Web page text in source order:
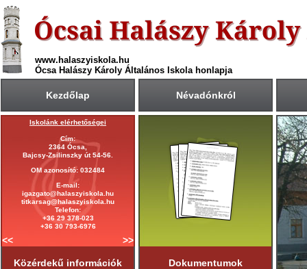
www.halaszyiskola.hu
Ócsa Halászy Károly Általános Iskola honlapja
Kezdőlap Névadónkról
Iskolánk elérhetőségei
Cím:
2364 Ócsa,
Bajcsy-Zsilinszky út 54-56.
OM azonosító: 032484
E-mail:
igazgato@halaszyiskola.hu
titkarsag@halaszyiskola.hu
Telefon:
+36 29 378-023
+36 30 793-6976
Első tanítási nap:
2025. szeptember 1. (hétfő)
Utolsó tanítási nap:
2026. június 19. (péntek)
Tanítási napok száma:
181 nap
Első félév
2026. január 23-igtart.
<< >>
Közérdekű információk Dokumentumok